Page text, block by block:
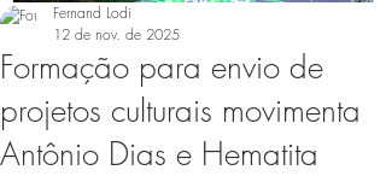
Formação para envio de
projetos culturais movimenta
Antônio Dias e Hematita
Fernand Lodi
12 de nov. de 2025